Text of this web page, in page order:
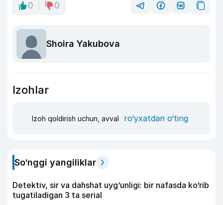
0 0
Shoira Yakubova
Izohlar
Izoh qoldirish uchun, avval ro‘yxatdan o‘ting
So‘nggi yangiliklar
Detektiv, sir va dahshat uyg‘unligi: bir nafasda ko‘rib
tugatiladigan 3 ta serial